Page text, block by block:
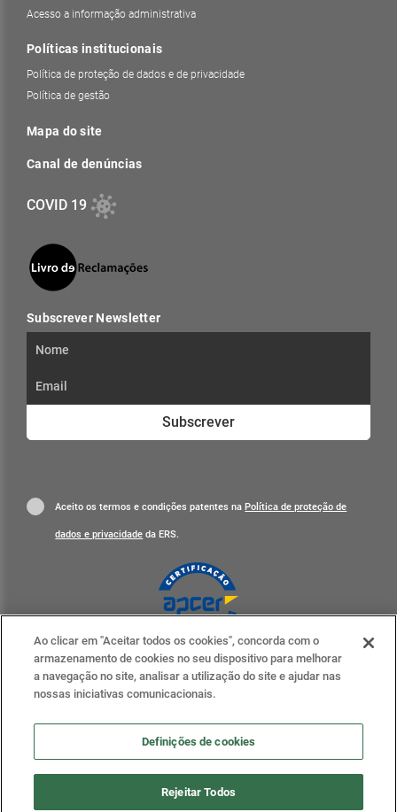
Acesso a informação administrativa
Políticas institucionais
Política de proteção de dados e de privacidade
Política de gestão
Mapa do site
Canal de denúncias
COVID 19
Subscrever Newsletter
Subscrever
Aceito os termos e condições patentes naPolítica de proteção de
dados e privacidade da ERS.
ERS nas redes sociais
Ao clicar em "Aceitar todos os cookies", concorda com o
armazenamento de cookies no seu dispositivo para melhorar
a navegação no site, analisar a utilização do site e ajudar nas
nossas iniciativas comunicacionais.
Definições de cookies
Rejeitar Todos